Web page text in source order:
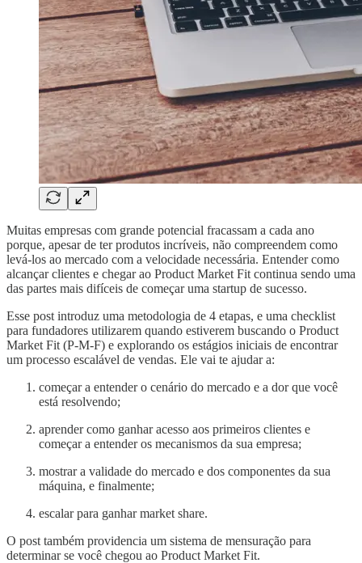
Muitas empresas com grande potencial fracassam a cada ano
porque, apesar de ter produtos incríveis, não compreendem como
levá-los ao mercado com a velocidade necessária. Entender como
alcançar clientes e chegar ao Product Market Fit continua sendo uma
das partes mais difíceis de começar uma startup de sucesso.
Esse post introduz uma metodologia de 4 etapas, e uma checklist
para fundadores utilizarem quando estiverem buscando o Product
Market Fit (P-M-F) e explorando os estágios iniciais de encontrar
um processo escalável de vendas. Ele vai te ajudar a:
começar a entender o cenário do mercado e a dor que você
está resolvendo;
aprender como ganhar acesso aos primeiros clientes e
começar a entender os mecanismos da sua empresa;
mostrar a validade do mercado e dos componentes da sua
máquina, e finalmente;
escalar para ganhar market share.
O post também providencia um sistema de mensuração para
determinar se você chegou ao Product Market Fit.